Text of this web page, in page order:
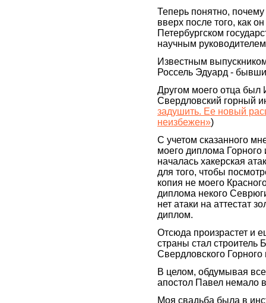
Теперь понятно,
вверх после того, как
Петербургском
научным
Известным
Россель Эдуард -
Другом моего отца был
Свердловский горный
задушить. Ее новый
неизбежен»)
С учетом сказанного
моего диплома Горного
началась хакерская
для того, чтобы
копия не моего
диплома некого
нет атаки на аттестат
диплом.
Отсюда произрастет и
страны стал строитель
Свердловского Горного
В целом, обдумывая все
апостол Павел немало
Моя свадьба была в